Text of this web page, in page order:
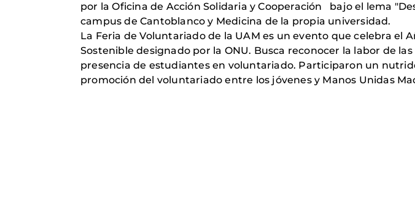
por la Oficina de Acción Solidaria y Cooperación bajo el lema
campus de Cantoblanco y Medicina de la propia universidad.
La Feria de Voluntariado de la UAM es un evento que celebra el
Sostenible designado por la ONU. Busca reconocer la labor de
presencia de estudiantes en voluntariado. Participaron un
promoción del voluntariado entre los jóvenes y Manos Unidas